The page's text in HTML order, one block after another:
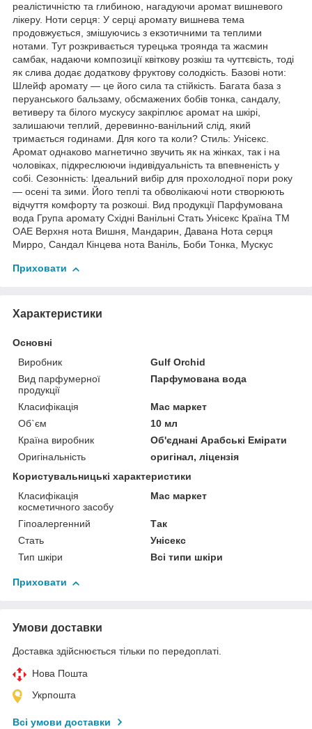
реалістичністю та глибиною, нагадуючи аромат вишневого
лікеру. Ноти серця: У серці аромату вишнева тема
продовжується, змішуючись з екзотичними та теплими
нотами. Тут розкривається турецька троянда та жасмин
самбак, надаючи композиції квіткову розкіш та чуттєвість, тоді
як слива додає додаткову фруктову солодкість. Базові ноти:
Шлейф аромату — це його сила та стійкість. Багата база з
перуанського бальзаму, обсмажених бобів тонка, сандалу,
ветиверу та білого мускусу закріплює аромат на шкірі,
залишаючи теплий, деревинно-ванільний слід, який
тримається годинами. Для кого та коли? Стиль: Унісекс.
Аромат однаково магнетично звучить як на жінках, так і на
чоловіках, підкреслюючи індивідуальність та впевненість у
собі. Сезонність: Ідеальний вибір для прохолодної пори року
— осені та зими. Його теплі та обволікаючі ноти створюють
відчуття комфорту та розкоші. Вид продукції Парфумована
вода Група аромату Східні Ванільні Стать Унісекс Країна ТМ
ОАЕ Верхня нота Вишня, Мандарин, Давана Нота серця
Мирро, Сандал Кінцева нота Ваніль, Боби Тонка, Мускус
Приховати
Характеристики
Основні
Виробник
Gulf Orchid
Вид парфумерної
продукції
Парфумована вода
Класифікація
Мас маркет
Об`єм
10 мл
Країна виробник
Об'єднані Арабські Емірати
Оригінальність
оригінал, ліцензія
Користувальницькі характеристики
Класифікація
косметичного засобу
Мас маркет
Гіпоалергенний
Так
Стать
Унісекс
Тип шкіри
Всі типи шкіри
Приховати
Умови доставки
Доставка здійснюється тільки по передоплаті.
Нова Пошта
Укрпошта
Всі умови доставки